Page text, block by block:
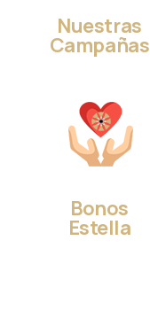
Nuestras
Campañas
Bonos
Estella